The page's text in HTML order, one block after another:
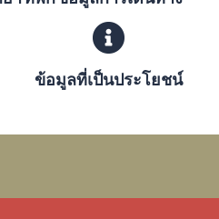
ข้อมูลที่เป็นประโยชน์